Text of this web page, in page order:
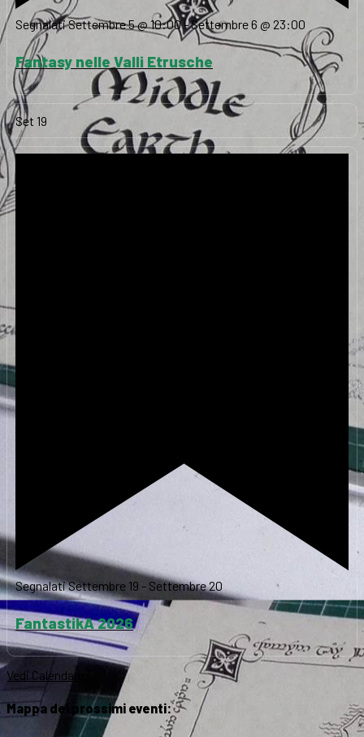
SegnalatiSettembre 5 @ 10:00-Settembre 6 @ 23:00
Fantasy nelle Valli Etrusche
Set 19
SegnalatiSettembre 19 - Settembre 20
FantastikA 2026
Vedi Calendario
Mappa dei prossimi eventi: